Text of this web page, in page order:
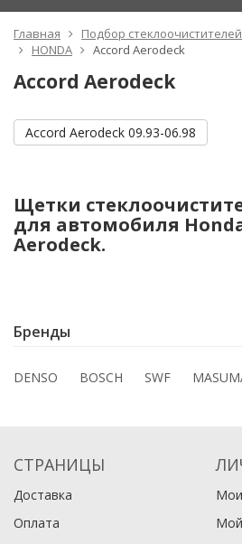
Главная
Подбор
HONDA
Accord Aerodeck
Accord Aerodeck
Accord Aerodeck 09.93-06.98
Щетки
для автомобиля
Aerodeck.
Бренды
DENSO BOSCH SWF
СТРАНИЦЫ
Доставка
Оплата